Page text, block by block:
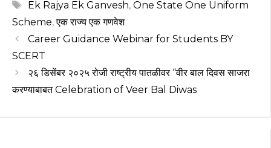
ts
A
p
p
e
b
o
o
k
g
ra
m
te
r
re
Tags
Ek Rajya Ek Ganvesh, One State One Uniform
Scheme,एक राज्य एक गणवेश
Career Guidance Webinar for Students BY
SCERT
२६ डिसेंबर २०२५ रोजी राष्ट्रीय पातळीवर “वीर बाल दिवस साजरा
करण्याबाबत Celebration of Veer Bal Diwas